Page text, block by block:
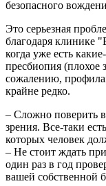
безопасного
Это серьезная
благодаря клинике
когда уже есть
пресбиопия (плохое
сожалению,
крайне редко.
– Сложно поверить
зрения. Все-таки
которых человек
– Не стоит ждать
один раз в год
вашей собственной